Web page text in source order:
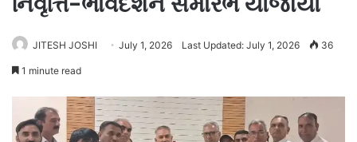
JITESH JOSHI July 1, 2026 Last Updated: July 1, 2026 36
1 minute read